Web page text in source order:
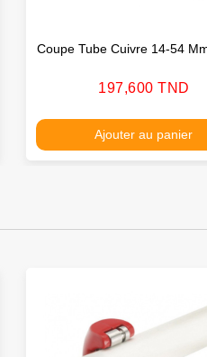
Coupe Tube Cuivre 14-54
Prix
197,600 TND
Ajouter au panier